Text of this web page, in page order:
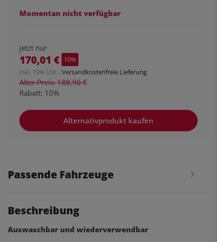
Momentan nicht verfügbar
jetzt nur
170,01 € 10%
inkl. 19% USt. , Versandkostenfreie Lieferung
Alter Preis: 188,90 €
Rabatt: 10%
Alternativprodukt kaufen
Passende Fahrzeuge
Beschreibung
Auswaschbar und wiederverwendbar